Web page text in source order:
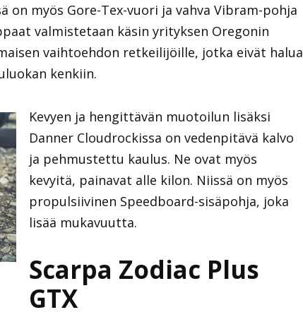
on myös Gore-Tex-vuori ja vahva Vibram-pohja
valmistetaan käsin yrityksen Oregonin
vaihtoehdon retkeilijöille, jotka eivät halua
kenkiin.
Kevyen ja hengittävän muotoilun lisäksi
Danner Cloudrockissa on vedenpitävä kalvo
ja pehmustettu kaulus. Ne ovat myös
kevyitä, painavat alle kilon. Niissä on myös
propulsiivinen Speedboard-sisäpohja, joka
lisää mukavuutta.
Scarpa Zodiac Plus
GTX